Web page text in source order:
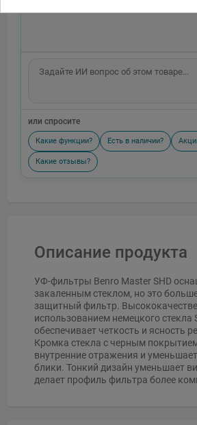
или спросите
Какие функции? Есть в наличии?
Какие отзывы?
Описание продукта
УФ-фильтры Benro Master SHD
закаленным стеклом, но это
защитный фильтр.
использованием немецкого стекла
обеспечивает четкость и ясность
Кромка стекла с черным
внутренние отражения и
блики. Тонкий дизайн уменьшает
делает профиль фильтра более